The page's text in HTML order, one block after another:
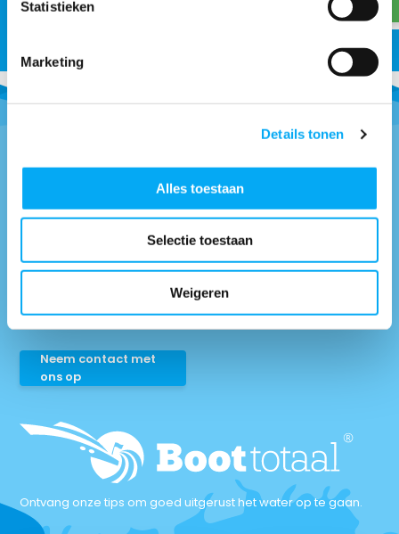
Statistieken
Marketing
Details tonen
Alles toestaan
Selectie toestaan
Weigeren
Vragen of advies nodig?
info@boottotaal.nl
* Vind ons opFacebook.nl/boottotaal
Maandag t/m vrijdag tussen: 9:00 uur tot 17:00 uur
Neem contact met
ons op
Ontvang onze tips om goed uitgerust het water op te gaan.